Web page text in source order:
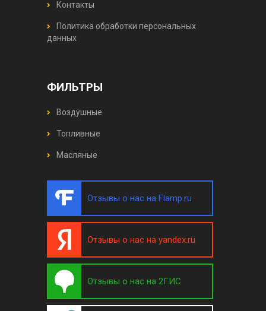
Контакты
Политика обработки персональных
данных
ФИЛЬТРЫ
Воздушные
Топливные
Масляные
Отзывы о нас на Flamp.ru
Отзывы о нас на yandex.ru
Отзывы о нас на 2ГИС